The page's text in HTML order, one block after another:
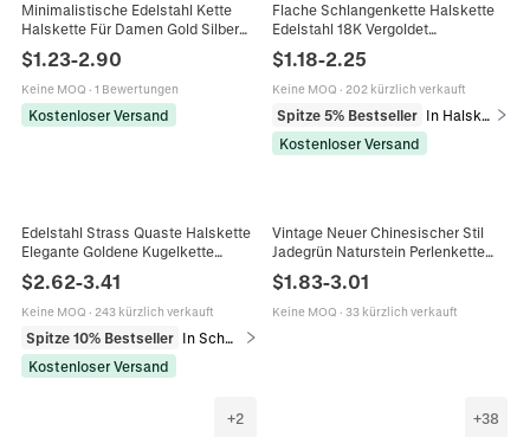
Minimalistische Edelstahl Kette
Halskette Für Damen Gold Silber
Überzogen DIY Schmuck
Grundlegende Vielseitige Choker
Halskette
$1.23-2.90
Keine MOQ · 1 Bewertungen
Kostenloser Versand
Flache Schlangenkette Halskette
Edelstahl 18K Vergoldet
Fischgrätenmuster Choker Polierter
Minimalistischer Schmuck Für
Damen
$1.18-2.25
Keine MOQ · 202 kürzlich verkauft
Spitze 5% Bestseller
In Halsketten
Kostenloser Versand
Edelstahl Strass Quaste Halskette
Elegante Goldene Kugelkette
Herbst Winter Accessoire
$2.62-3.41
Keine MOQ · 243 kürzlich verkauft
Spitze 10% Bestseller
In Schmucksets
Kostenloser Versand
Vintage Neuer Chinesischer Stil
Jadegrün Naturstein Perlenkette
Schmuck Halskette Mit
Verlängerungskette
$1.83-3.01
Keine MOQ · 33 kürzlich verkauft
+2 +38